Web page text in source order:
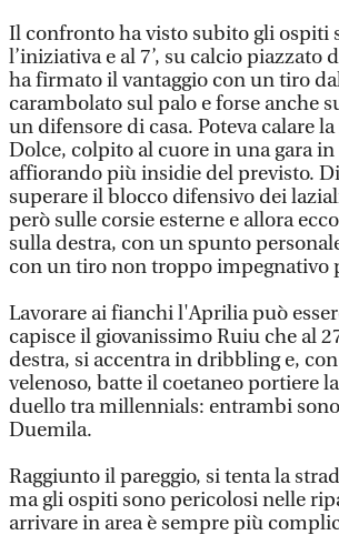
Il confronto ha visto subito gli ospiti
l’iniziativa e al 7’, su calcio piazzato
ha firmato il vantaggio con un tiro
carambolato sul palo e forse anche
un difensore di casa. Poteva calare
Dolce, colpito al cuore in una gara
affiorando più insidie del previsto.
superare il blocco difensivo dei
però sulle corsie esterne e allora
sulla destra, con un spunto
con un tiro non troppo impegnativo
Lavorare ai fianchi l'Aprilia può
capisce il giovanissimo Ruiu che al
destra, si accentra in dribbling e,
velenoso, batte il coetaneo portiere
duello tra millennials: entrambi
Duemila.
Raggiunto il pareggio, si tenta la
ma gli ospiti sono pericolosi nelle
arrivare in area è sempre più